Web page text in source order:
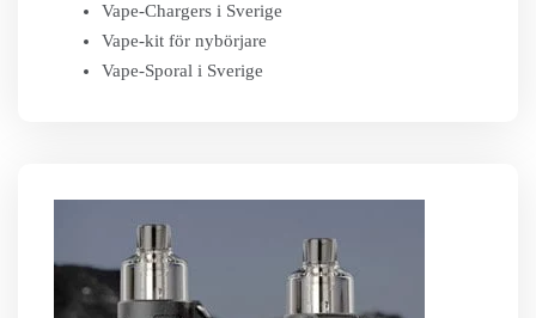
Vape-Chargers i Sverige
Vape-kit för nybörjare
Vape-Sporal i Sverige